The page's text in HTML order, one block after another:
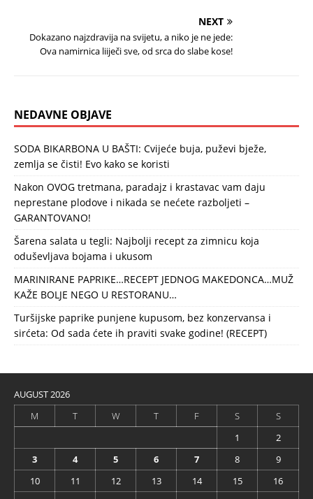
NEXT
Dokazano najzdravija na svijetu, a niko je ne jede:
Ova namirnica liiječi sve, od srca do slabe kose!
NEDAVNE OBJAVE
SODA BIKARBONA U BAŠTI: Cvijeće buja, puževi bježe,
zemlja se čisti! Evo kako se koristi
Nakon OVOG tretmana, paradajz i krastavac vam daju
neprestane plodove i nikada se nećete razboljeti –
GARANTOVANO!
Šarena salata u tegli: Najbolji recept za zimnicu koja
oduševljava bojama i ukusom
MARINIRANE PAPRIKE…RECEPT JEDNOG MAKEDONCA…MUŽ
KAŽE BOLJE NEGO U RESTORANU…
Turšijske paprike punjene kupusom, bez konzervansa i
sirćeta: Od sada ćete ih praviti svake godine! (RECEPT)
AUGUST 2026
M
T W T F S
S
1
2
3
4 5 6 7 8
9
10
11 12 13 14 15
16